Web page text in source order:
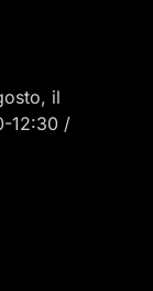
il
12:30 /